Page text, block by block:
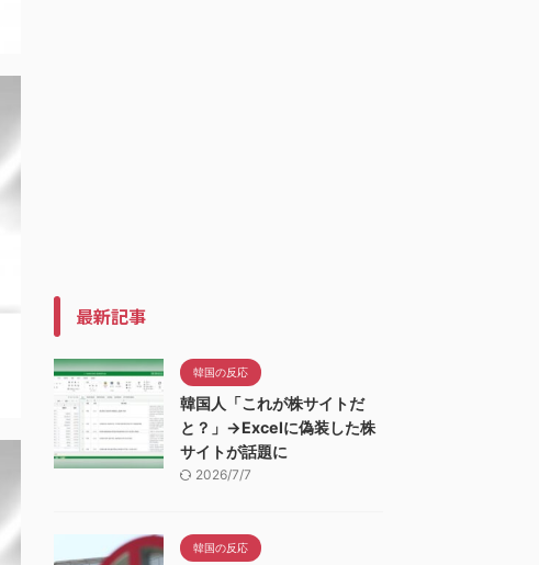
最新記事
韓国の反応
韓国人「これが株サイトだ
と？」→Excelに偽装した株
サイトが話題に
2026/7/7
韓国の反応